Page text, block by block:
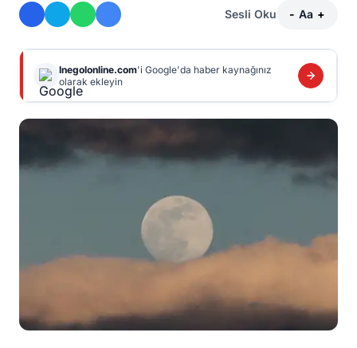
Sesli Oku - Aa +
Inegolonline.com'i Google'da haber kaynağınız
olarak ekleyin